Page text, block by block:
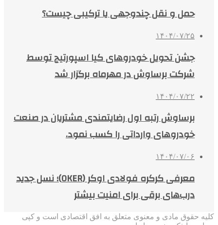
حمل و نقل چندوجهی یا ترکیبی چیست؟
۱۴۰۴/۰۷/۲۵
جشن تحویل خودروهای کیا اسپورتیج توسط
شرکت برساوش در مهرماه برگزار شد
۱۴۰۴/۰۷/۲۲
برساوش رتبه اول رضایتمندی مشتریان در صنعت
خودروهای وارداتی را کسب نمود.
۱۴۰۴/۰۷/۰۶
معرفی کرکره فولادی اوکر (OKER)؛ نسل جدید
درب‌های برقی برای امنیت بیشتر
کلیه حقوق مادی و معنوی متعلق به افق اقتصادی است و کپی